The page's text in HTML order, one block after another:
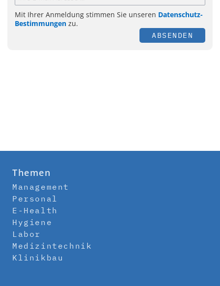
Mit Ihrer Anmeldung stimmen Sie unseren Datenschutz-
Bestimmungen zu.
ABSENDEN
Themen
Management
Personal
E-Health
Hygiene
Labor
Medizintechnik
Klinikbau